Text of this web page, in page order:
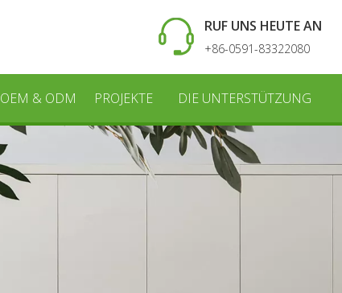
RUF UNS HEUTE AN
+86-0591-83322080
OEM & ODM PROJEKTE DIE UNTERSTÜTZUNG